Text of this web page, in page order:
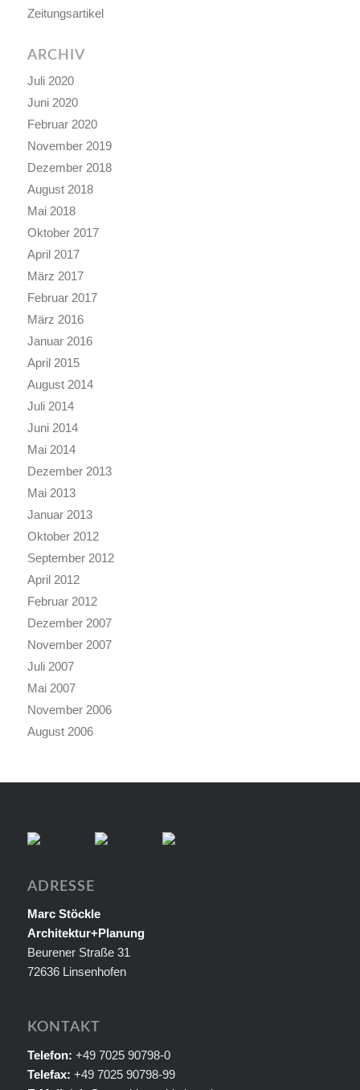
Zeitungsartikel
ARCHIV
Juli 2020
Juni 2020
Februar 2020
November 2019
Dezember 2018
August 2018
Mai 2018
Oktober 2017
April 2017
März 2017
Februar 2017
März 2016
Januar 2016
April 2015
August 2014
Juli 2014
Juni 2014
Mai 2014
Dezember 2013
Mai 2013
Januar 2013
Oktober 2012
September 2012
April 2012
Februar 2012
Dezember 2007
November 2007
Juli 2007
Mai 2007
November 2006
August 2006
ADRESSE
Marc Stöckle
Architektur+Planung
Beurener Straße 31
72636 Linsenhofen
KONTAKT
Telefon: +49 7025 90798-0
Telefax: +49 7025 90798-99